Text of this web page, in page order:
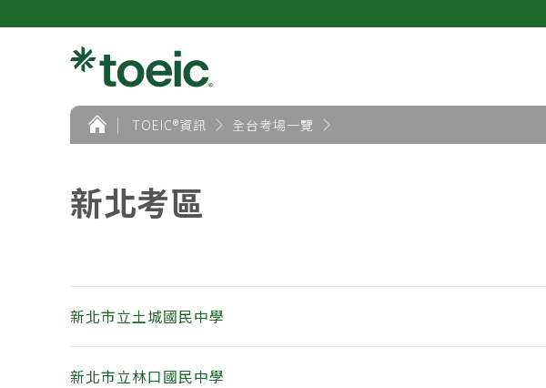
首
頁
TOEIC®資訊 全台考場一覽
新北考區
新北市立土城國民中學
新北市立林口國民中學